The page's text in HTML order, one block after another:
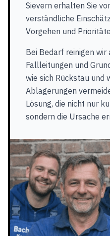
Sievern erhalten Sie
verständliche
Vorgehen und
Bei Bedarf reinigen wir
Fallleitungen und
wie sich Rückstau und
Ablagerungen
Lösung, die nicht nur
sondern die Ursache